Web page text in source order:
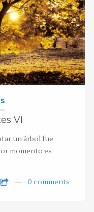
VI
un árbol fue
momento es
0 comments